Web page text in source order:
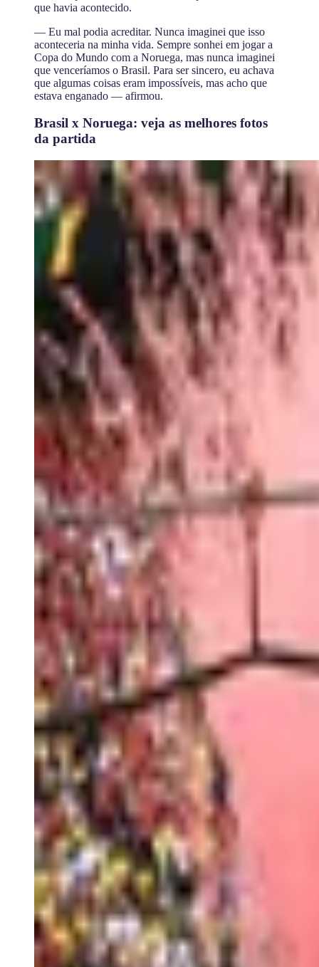
que havia acontecido.
— Eu mal podia acreditar. Nunca imaginei que isso
aconteceria na minha vida. Sempre sonhei em jogar a
Copa do Mundo com a Noruega, mas nunca imaginei
que venceríamos o Brasil. Para ser sincero, eu achava
que algumas coisas eram impossíveis, mas acho que
estava enganado — afirmou.
Brasil x Noruega: veja as melhores fotos
da partida